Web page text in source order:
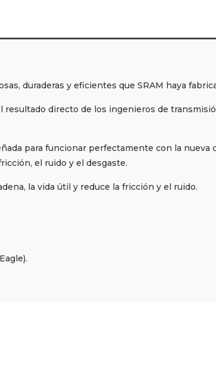
duraderas y eficientes que SRAM haya
resultado directo de los ingenieros de
para funcionar perfectamente con la nueva
el ruido y el desgaste.
la vida útil y reduce la fricción y el ruido.